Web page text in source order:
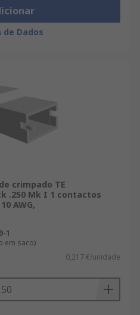
de Dados
crimpado TE
.250 Mk I 1 contactos
AWG,
1
em saco)
0,217 €/unidade